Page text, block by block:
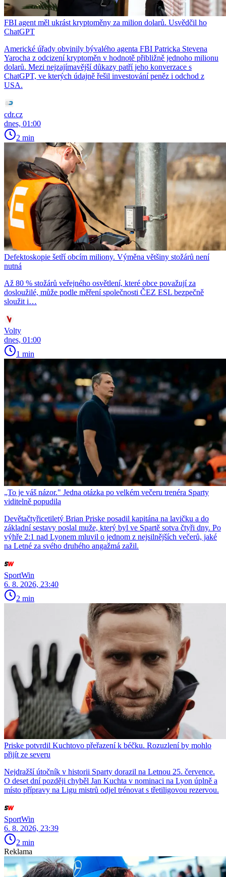
FBI agent měl ukrást kryptoměny za milion dolarů. Usvědčil ho
ChatGPT
Americké úřady obvinily bývalého agenta FBI Patricka Stevena
Yarocha z odcizení kryptoměn v hodnotě přibližně jednoho milionu
dolarů. Mezi nejzajímavější důkazy patří jeho konverzace s
ChatGPT, ve kterých údajně řešil investování peněz i odchod z
USA.
cdr.cz
dnes, 01:00
2 min
Defektoskopie šetří obcím miliony. Výměna většiny stožárů není
nutná
Až 80 % stožárů veřejného osvětlení, které obce považují za
dosloužilé, může podle měření společnosti ČEZ ESL bezpečně
sloužit i…
Volty
dnes, 01:00
1 min
„To je váš názor." Jedna otázka po velkém večeru trenéra Sparty
viditelně popudila
Devětačtyřicetiletý Brian Priske posadil kapitána na lavičku a do
základní sestavy poslal muže, který byl ve Spartě sotva čtyři dny. Po
výhře 2:1 nad Lyonem mluvil o jednom z nejsilnějších večerů, jaké
na Letné za svého druhého angažmá zažil.
SportWin
6. 8. 2026, 23:40
2 min
Priske potvrdil Kuchtovo přeřazení k béčku. Rozuzlení by mohlo
přijít ze severu
Nejdražší útočník v historii Sparty dorazil na Letnou 25. července.
O deset dní později chyběl Jan Kuchta v nominaci na Lyon úplně a
místo přípravy na Ligu mistrů odjel trénovat s třetiligovou rezervou.
SportWin
6. 8. 2026, 23:39
2 min
Reklama